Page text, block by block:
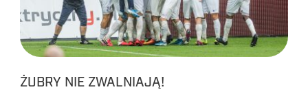
ŻUBRY NIE ZWALNIAJĄ!